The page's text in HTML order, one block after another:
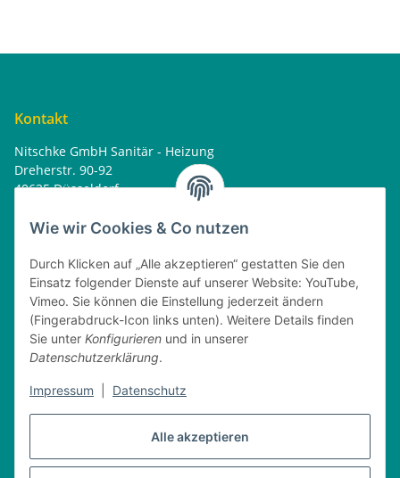
Alle akzeptieren
Wie wir Cookies & Co nutzen
Durch Klicken auf „Alle akzeptieren“ gestatten Sie den
Einsatz folgender Dienste auf unserer Website: YouTube,
Vimeo. Sie können die Einstellung jederzeit ändern
(Fingerabdruck-Icon links unten). Weitere Details finden
Sie unter Konfigurieren und in unserer
Datenschutzerklärung.
Impressum Datenschutz
Kontakt
Nitschke GmbH Sanitär - Heizung
Dreherstr. 90-92
40625 Düsseldorf
home@nitschkegmbh.de
Rechtliches
Öffnungszeiten
Dienstag
08:00 - 16:30 Uhr
Mittwoch
08:00 - 17:30 Uhr
08:00 - 16:30 Uhr
Freitag
08:00 - 16:30 Uhr